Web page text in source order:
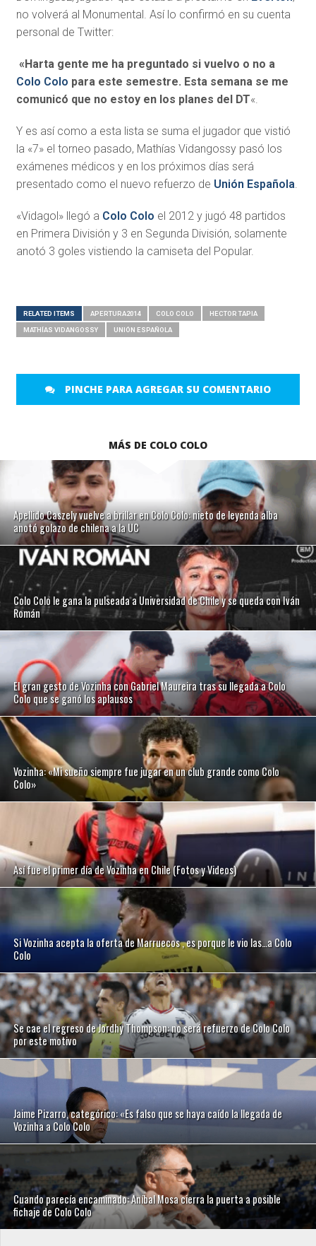
no volverá al Monumental. Así lo confirmó en su cuenta
personal de Twitter:
«Harta gente me ha preguntado si vuelvo o no a
Colo Colo para este semestre. Esta semana se me
comunicó que no estoy en los planes del DT«.
Y es así como a esta lista se suma el jugador que vistió
la «7» el torneo pasado, Mathías Vidangossy pasó los
exámenes médicos y en los próximos días será
presentado como el nuevo refuerzo de Unión Española.
«Vidagol» llegó a Colo Colo el 2012 y jugó 48 partidos
en Primera División y 3 en Segunda División, solamente
anotó 3 goles vistiendo la camiseta del Popular.
RELATED ITEMS APERTURA2014 COLO COLO HECTOR TAPIA
MATHÍAS VIDANGOSSY UNIÓN ESPAÑOLA
PINCHE PARA AGREGAR SU COMENTARIO
MÁS DE COLO COLO
Apellido Caszely vuelve a brillar en Colo Colo: nieto de leyenda alba
anotó golazo de chilena a la UC
Colo Colo le gana la pulseada a Universidad de Chile y se queda con Iván
Román
El gran gesto de Vozinha con Gabriel Maureira tras su llegada a Colo
Colo que se ganó los aplausos
Vozinha: «Mi sueño siempre fue jugar en un club grande como Colo
Colo»
Así fue el primer día de Vozinha en Chile (Fotos y Videos)
Si Vozinha acepta la oferta de Marruecos , es porque le vio las…a Colo
Colo
Se cae el regreso de Jordhy Thompson: no será refuerzo de Colo Colo
por este motivo
Jaime Pizarro, categórico: «Es falso que se haya caído la llegada de
Vozinha a Colo Colo
Cuando parecía encaminado: Aníbal Mosa cierra la puerta a posible
fichaje de Colo Colo